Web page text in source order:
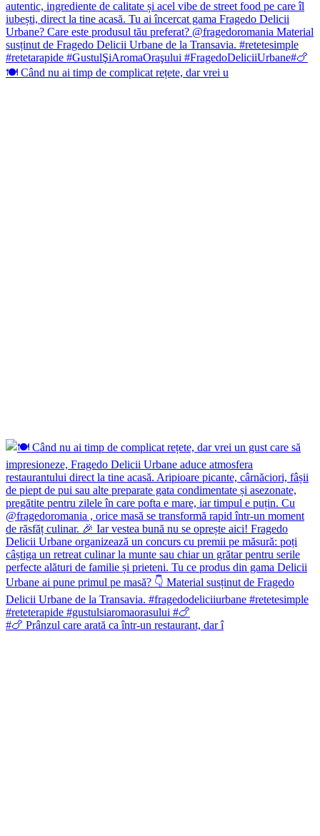
🍽️ Când nu ai timp de complicat rețete, dar vrei u
#🍗 Prânzul care arată ca într-un restaurant, dar î